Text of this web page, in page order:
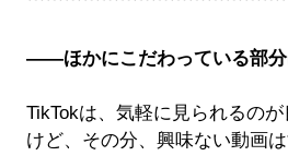
――ほかにこだわっている部分
TikTokは、気軽に見られるの
けど、その分、興味ない動画